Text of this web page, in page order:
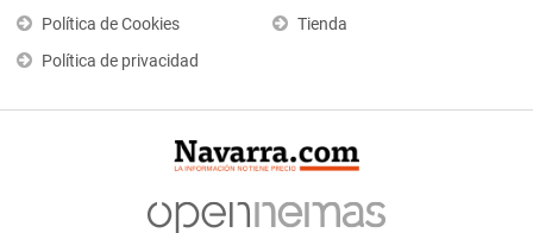
Política de Cookies
Política de privacidad
Tienda